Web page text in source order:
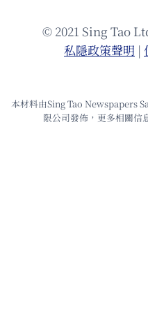
© 2021 Sing Tao
私隱政策聲明 |
本材料由Sing Tao Newspapers
限公司發佈，更多相關信